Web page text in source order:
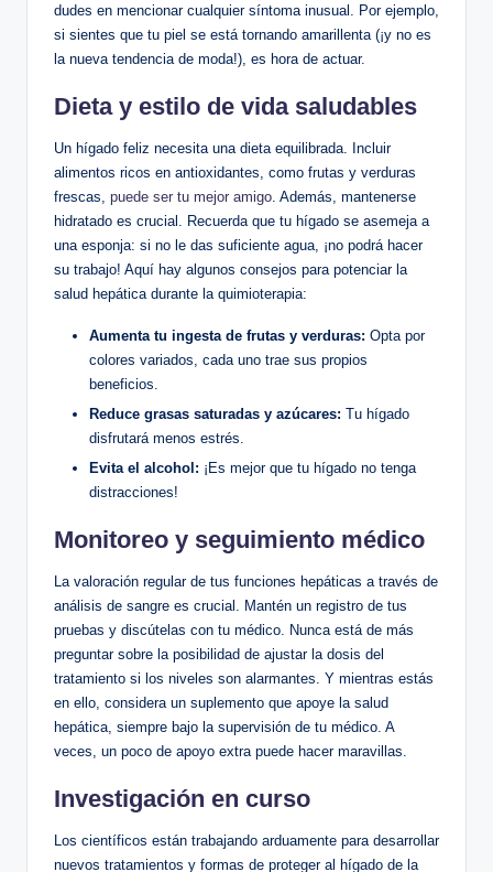
dudes en mencionar cualquier síntoma inusual. Por ejemplo,
si sientes que tu piel se está tornando amarillenta (¡y no es
la nueva tendencia de moda!), es hora de actuar.
Dieta y estilo de vida saludables
Un hígado feliz necesita una dieta equilibrada. Incluir
alimentos ricos en antioxidantes, como frutas y verduras
frescas, puede ser tu mejor amigo . Además, mantenerse
hidratado es crucial. Recuerda que tu hígado se asemeja a
una esponja: si no le das suficiente agua, ¡no podrá hacer
su trabajo! Aquí hay algunos consejos para potenciar la
salud hepática durante la quimioterapia:
Aumenta tu ingesta de frutas y verduras: Opta por
colores variados, cada uno trae sus propios
beneficios.
Reduce grasas saturadas y azúcares: Tu hígado
disfrutará menos estrés.
Evita el alcohol: ¡Es mejor que tu hígado no tenga
distracciones!
Monitoreo y seguimiento médico
La valoración regular de tus funciones hepáticas a través de
análisis de sangre es crucial. Mantén un registro de tus
pruebas y discútelas con tu médico. Nunca está de más
preguntar sobre la posibilidad de ajustar la dosis del
tratamiento si los niveles son alarmantes. Y mientras estás
en ello, considera un suplemento que apoye la salud
hepática, siempre bajo la supervisión de tu médico. A
veces, un poco de apoyo extra puede hacer maravillas.
Investigación en curso
Los científicos están trabajando arduamente para desarrollar
nuevos tratamientos y formas de proteger al hígado de la